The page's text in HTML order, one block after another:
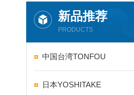
新品推荐
PRODUCTS
中国台湾TONFOU
日本YOSHITAKE